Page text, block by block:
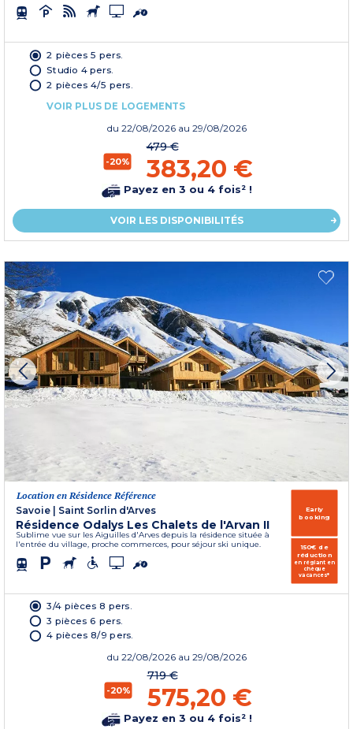
2 pièces 5 pers.
Studio 4 pers.
2 pièces 4/5 pers.
VOIR PLUS DE LOGEMENTS
du 22/08/2026 au 29/08/2026
-20%
479 €
383,20 €
Payez en 3 ou 4 fois² !
VOIR LES DISPONIBILITÉS
Location en Résidence Référence
Savoie | Saint Sorlin d'Arves
Résidence Odalys Les Chalets de l'Arvan II
Sublime vue sur les Aiguilles d'Arves depuis la résidence située à
l'entrée du village, proche commerces, pour séjour ski unique.
Early
booking
150€ de
réduction
en réglant en
chèque
vacances*
3/4 pièces 8 pers.
3 pièces 6 pers.
4 pièces 8/9 pers.
du 22/08/2026 au 29/08/2026
-20%
719 €
575,20 €
Payez en 3 ou 4 fois² !